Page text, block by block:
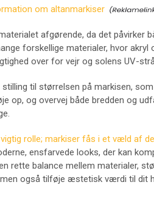
om altanmarkiser
afgørende, da det påvirker
forskellige materialer, hvor
over for vejr og solens UV-
stilling til størrelsen på markisen,
op, og overvej både bredden og
rolle; markiser fås i et væld af
ensfarvede looks, der kan
rette balance mellem materialer,
også tilføje æstetisk værdi til dit